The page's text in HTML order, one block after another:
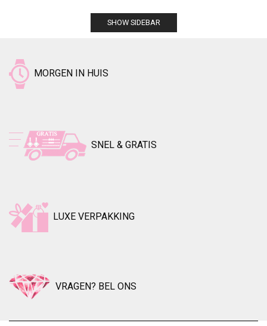
SHOW SIDEBAR
MORGEN IN HUIS
SNEL & GRATIS
LUXE VERPAKKING
VRAGEN? BEL ONS